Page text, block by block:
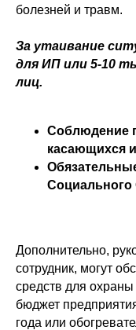
болезней и травм.
За утаивание
для ИП или 5-10
лиц.
Соблюдение
касающихся
Социального
Дополнительно,
сотрудник, могут
средств для охраны
бюджет
года или